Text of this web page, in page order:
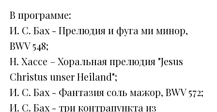
В программе:
И. С. Бах - Прелюдия и фуга ми минор,
BWV 548;
Н. Хассе – Хоральная прелюдия "Jesus
Christus unser Heiland";
И. С. Бах - Фантазия соль мажор, BWV 572;
И. С. Бах - три контрапункта из